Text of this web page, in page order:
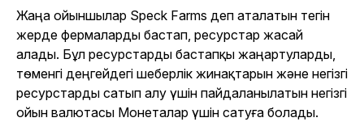
Жаңа ойыншылар Speck Farms деп аталатын тегін
жерде фермаларды бастап, ресурстар жасай
алады. Бұл ресурстарды бастапқы жаңартуларды,
төменгі деңгейдегі шеберлік жинақтарын және негізгі
ресурстарды сатып алу үшін пайдаланылатын негізгі
ойын валютасы Монеталар үшін сатуға болады.